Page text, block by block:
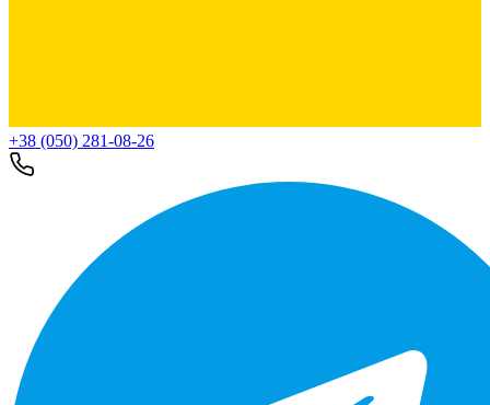
+38 (050) 281-08-26